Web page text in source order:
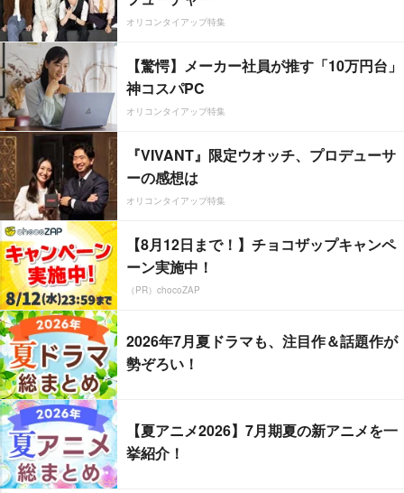
オリコンタイアップ特集
【驚愕】メーカー社員が推す「10万円台」
神コスパPC
オリコンタイアップ特集
『VIVANT』限定ウオッチ、プロデューサ
ーの感想は
オリコンタイアップ特集
【8月12日まで！】チョコザップキャンペ
ーン実施中！
（PR）chocoZAP
2026年7月夏ドラマも、注目作＆話題作が
勢ぞろい！
【夏アニメ2026】7月期夏の新アニメを一
挙紹介！